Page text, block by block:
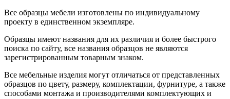
Все образцы мебели изготовлены по индивидуальному
проекту в единственном экземпляре.
Образцы имеют названия для их различия и более быстрого
поиска по сайту, все названия образцов не являются
зарегистрированным товарным знаком.
Все мебельные изделия могут отличаться от представленных
образцов по цвету, размеру, комплектации, фурнитуре, а также
способами монтажа и производителями комплектующих и